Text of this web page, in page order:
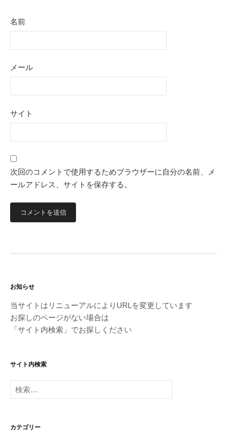
名前
メール
サイト
次回のコメントで使用するためブラウザーに自分の名前、メ
ールアドレス、サイトを保存する。
お知らせ
当サイトはリニューアルによりURLを変更しています
お探しのページがない場合は
「サイト内検索」でお探しください
サイト内検索
検
索:
カテゴリー